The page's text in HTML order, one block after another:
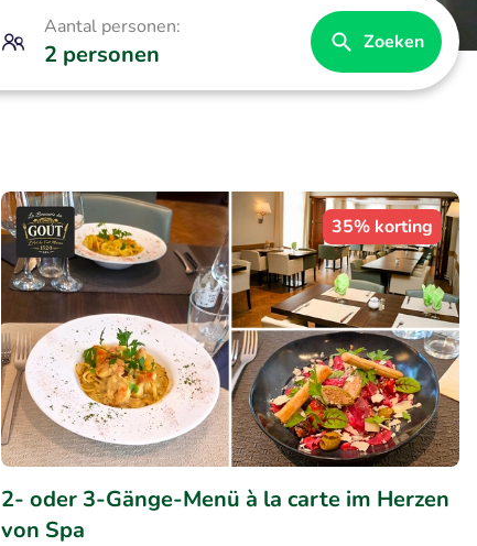
Aantal personen:
2 personen Zoeken
35% korting
2- oder 3-Gänge-Menü à la carte im Herzen
von Spa